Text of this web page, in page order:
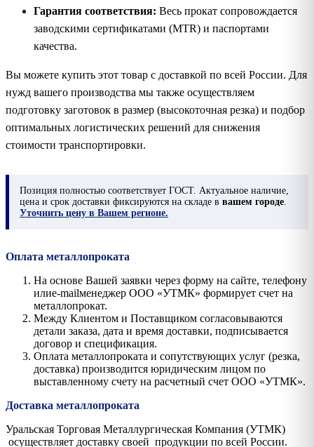
Гарантия соответствия: Весь прокат сопровождается
заводскими сертификатами (MTR) и паспортами
качества.
Вы можете купить этот товар с доставкой по всей России. Для
нужд вашего производства мы также осуществляем
подготовку заготовок в размер (высокоточная резка) и подбор
оптимальных логистических решений для снижения
стоимости транспортировки.
Позиция полностью соответствует ГОСТ. Актуальное наличие,
цена и срок доставки фиксируются на складе в вашем городе
Уточнить цену в Вашем регионе.
Оплата металлопроката
На основе Вашей заявки через форму на сайте, телефону
илиe-mailменеджер ООО «УТМК» формирует счет на
металлопрокат.
Между Клиентом и Поставщиком согласовываются
детали заказа, дата и время доставки, подписывается
договор и спецификация.
Оплата металлопроката и сопутствующих услуг (резка,
доставка) производится юридическим лицом по
выставленному счету на расчетный счет ООО «УТМК».
Доставка металлопроката
Уральская Торговая Металлургическая Компания (УТМК)
осуществляет доставку своей продукции по всей России.